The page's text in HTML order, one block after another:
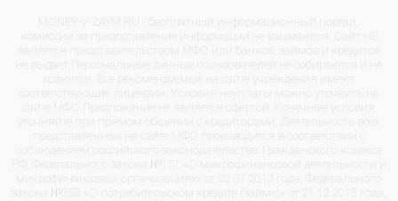
MONEY-V-ZAYM.RU - бесплатный информационный портал,
комиссии за предоставление информации не взымаются. Сайт НЕ
является представительством МФО или банков, займов и кредитов
не выдает Персональные данные пользователей не собираются и не
хранятся. Все рекомендуемые на сайте учреждения имеют
соответствующие лицензии. Условия неуплаты можно уточнить на
сайте МФО Предложение не является офертой. Конечные условия
уточняйте при прямом общении с кредиторами. Деятельность всех
представленных на сайте МФО производится в соответствии с
соблюдением российского законодательства: Гражданского кодекса
РФ, Федерального закона №151 «О микрофинансовой деятельности и
микрофинансовых организациях» от 02.07.2010 года, Федерального
закона №353 «О потребительском кредите (займе)» от 21.12.2013 года,